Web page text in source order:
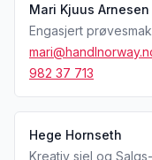
Mari Kjuus Arnesen
Engasjert
982 37 713
Hege Hornseth
Kreativ sjel og